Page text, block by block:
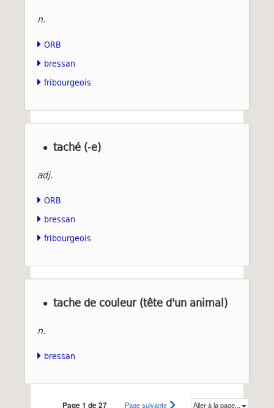
n.
ORB
bressan
fribourgeois
taché (-e)
adj.
ORB
bressan
fribourgeois
tache de couleur (tête d'un animal)
n.
bressan
Page 1 de 27 Page suivante Aller à la page...